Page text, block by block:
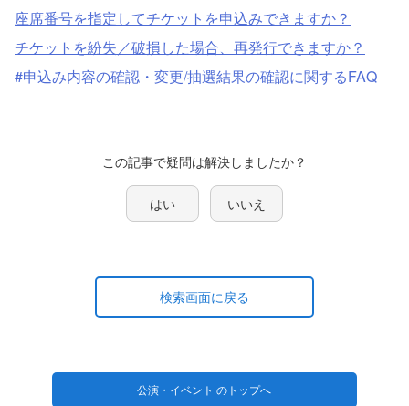
座席番号を指定してチケットを申込みできますか？
チケットを紛失／破損した場合、再発行できますか？
#申込み内容の確認・変更/抽選結果の確認に関するFAQ
はい いいえ
検索画面に戻る
公演・イベント のトップへ